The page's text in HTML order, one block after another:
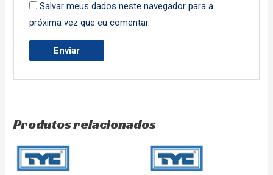
Salvar meus dados neste navegador para a
próxima vez que eu comentar.
Produtos relacionados